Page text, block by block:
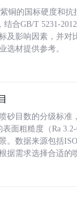
铜的国标硬度和抗
结合GB/T 5231-
及影响因素，并对
选材提供参考。
砂目数的分级标准
表面粗糙度（Ra
。数据来源包括
据需求选择合适的